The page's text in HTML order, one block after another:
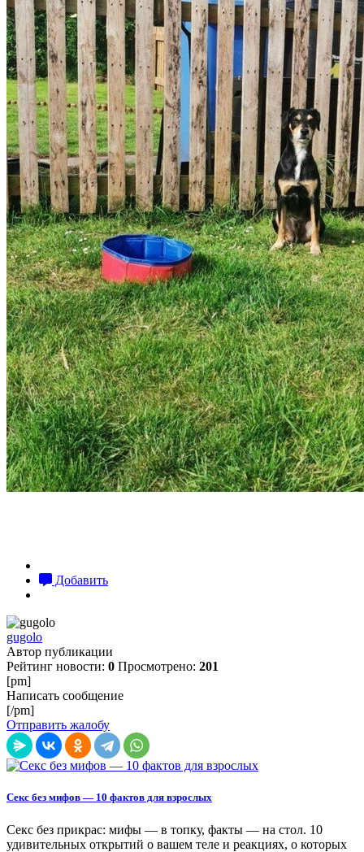
Добавить
gugolo
Автор публикации
Рейтинг новости: 0 Просмотрено: 201
[pm]
Написать сообщение
[/pm]
Отправить жалобу
Секс без мифов — 10 фактов для взрослых
Секс без прикрас: мифы — в топку, факты — на стол. 10
удивительных открытий о вашем теле и реакциях, о которых